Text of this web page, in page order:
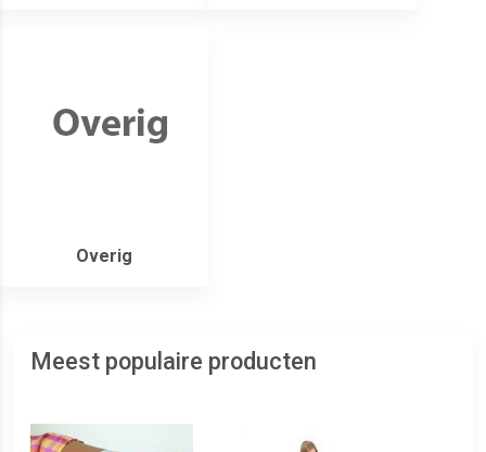
Overig
Meest populaire producten